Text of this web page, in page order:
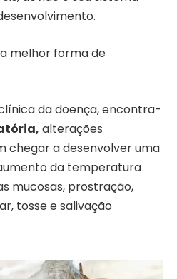
melhor forma de
da doença, encontra-
alterações
chegar a desenvolver uma
da temperatura
mucosas, prostração,
tosse e salivação